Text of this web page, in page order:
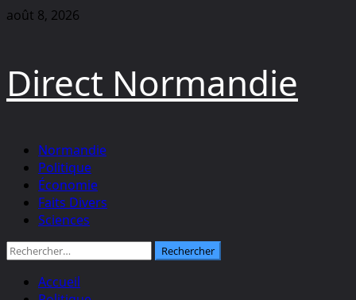
Aller
août 8, 2026
Direct Normandie
Menu
principal
Normandie
Politique
Économie
Faits Divers
Sciences
Rechercher :
Accueil